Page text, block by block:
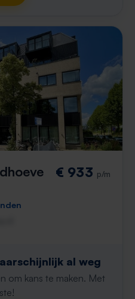
€ 933 p/m
al weg
om kans te maken. Met